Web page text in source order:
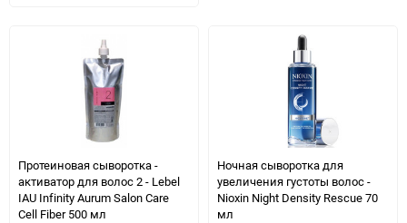
Протеиновая сыворотка -
активатор для волос 2 - Lebel
IAU Infinity Aurum Salon Care
Cell Fiber 500 мл
Ночная сыворотка для
увеличения густоты волос -
Nioxin Night Density Rescue 70
мл